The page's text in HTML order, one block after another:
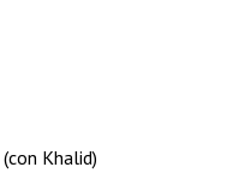
(con Khalid)